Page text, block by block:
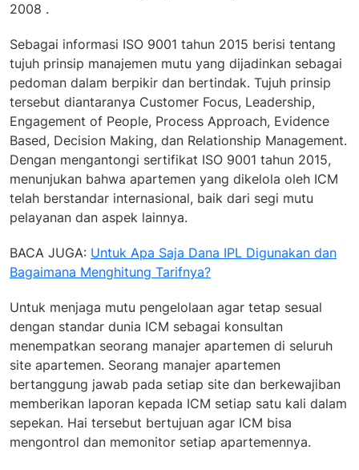
2008 .
Sebagai informasi ISO 9001 tahun 2015 berisi tentang
tujuh prinsip manajemen mutu yang dijadinkan sebagai
pedoman dalam berpikir dan bertindak. Tujuh prinsip
tersebut diantaranya Customer Focus, Leadership,
Engagement of People, Process Approach, Evidence
Based, Decision Making, dan Relationship Management.
Dengan mengantongi sertifikat ISO 9001 tahun 2015,
menunjukan bahwa apartemen yang dikelola oleh ICM
telah berstandar internasional, baik dari segi mutu
pelayanan dan aspek lainnya.
BACA JUGA: Untuk Apa Saja Dana IPL Digunakan dan
Bagaimana Menghitung Tarifnya?
Untuk menjaga mutu pengelolaan agar tetap sesual
dengan standar dunia ICM sebagai konsultan
menempatkan seorang manajer apartemen di seluruh
site apartemen. Seorang manajer apartemen
bertanggung jawab pada setiap site dan berkewajiban
memberikan laporan kepada ICM setiap satu kali dalam
sepekan. Hai tersebut bertujuan agar ICM bisa
mengontrol dan memonitor setiap apartemennya.